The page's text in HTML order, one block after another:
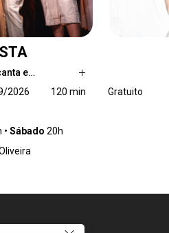
e…
episódios
Inspirado
épico e na
músicos em uma
2026 120 min
Gratuito
Sábado 20h